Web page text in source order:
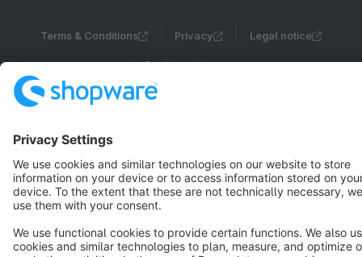
Terms & Conditions Privacy Legal notice
Cookie settings
Copyright © shopware AG - All rights reserved